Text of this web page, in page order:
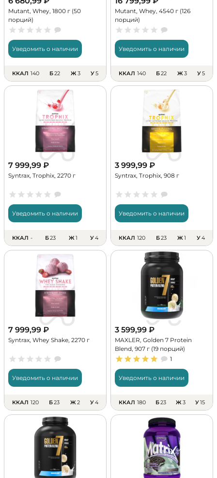
Mutant, Whey, 1800 г (50
порций)
Уведомить о наличии
ККАЛ 140 Б22 Ж3 У5
Mutant, Whey, 4540 г (126
порций)
Уведомить о наличии
ККАЛ 140 Б22 Ж3 У5
7 999,99 ₽
Syntrax, Trophix, 2270 г
Уведомить о наличии
ККАЛ - Б23 Ж1 У4
3 999,99 ₽
Syntrax, Trophix, 908 г
Уведомить о наличии
ККАЛ 120 Б23 Ж1 У4
7 999,99 ₽
Syntrax, Whey Shake, 2270 г
Уведомить о наличии
ККАЛ 120 Б23 Ж2 У4
3 599,99 ₽
MAXLER, Golden 7 Protein
Blend, 907 г (19 порций)
1
Уведомить о наличии
ККАЛ 180 Б23 Ж3 У15